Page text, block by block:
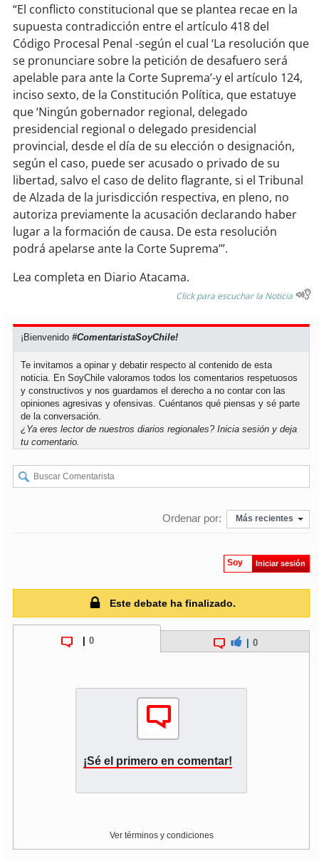
soyvaldivia
soy osorno
soypuertomontt
soychiloé
“El conflicto constitucional que se plantea recae en la
supuesta contradicción entre el artículo 418 del
Código Procesal Penal -según el cual ‘La resolución que
se pronunciare sobre la petición de desafuero será
apelable para ante la Corte Suprema’-y el artículo 124,
inciso sexto, de la Constitución Política, que estatuye
que ‘Ningún gobernador regional, delegado
presidencial regional o delegado presidencial
provincial, desde el día de su elección o designación,
según el caso, puede ser acusado o privado de su
libertad, salvo el caso de delito flagrante, si el Tribunal
de Alzada de la jurisdicción respectiva, en pleno, no
autoriza previamente la acusación declarando haber
lugar a la formación de causa. De esta resolución
podrá apelarse ante la Corte Suprema’”.
Lea completa en Diario Atacama.
Click para escuchar la Noticia
¡Bienvenido#ComentaristaSoyChile!
Te invitamos a opinar y debatir respecto al contenido de esta
noticia. En SoyChile valoramos todos los comentarios respetuosos
y constructivos y nos guardamos el derecho a no contar con las
opiniones agresivas y ofensivas. Cuéntanos qué piensas y sé parte
de la conversación.
¿Ya eres lector de nuestros diarios regionales?Inicia sesión y deja
tu comentario.
Ordenar por: Más recientes
Soy Iniciar sesión
Este debate ha finalizado.
0 0
¡Sé el primero en comentar!
Ver términos y condiciones